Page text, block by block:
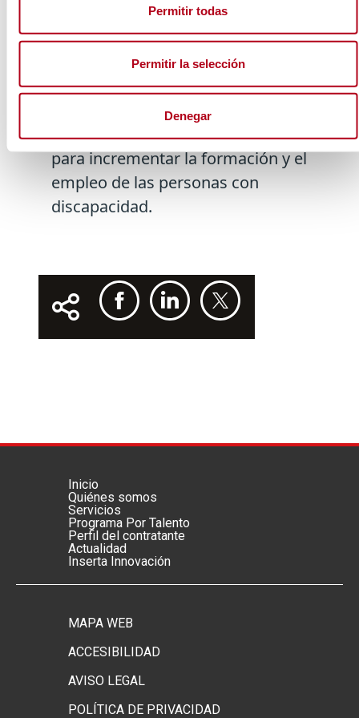
Permitir todas
Permitir la selección
Denegar
programa ‘FSE+ Comunidad
Autónoma de Canarias’,
(CCI2021ES05SFPR009), que está
desarrollando Fundación ONCE a
través de Inserta Empleo, con la
cofinanciación de la Unión Europea
para incrementar la formación y el
empleo de las personas con
discapacidad.
Menú footer principal
Inicio
Quiénes somos
Servicios
Programa Por Talento
Perfil del contratante
Actualidad
Inserta Innovación
Menú footer secundario
MAPA WEB
ACCESIBILIDAD
AVISO LEGAL
POLÍTICA DE PRIVACIDAD